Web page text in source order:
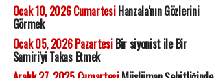
Ocak 10, 2026 CumartesiHanzala'nın Gözlerini
Görmek
Ocak 05, 2026 PazartesiBir siyonist ile Bir
Samiri'yi Takas Etmek